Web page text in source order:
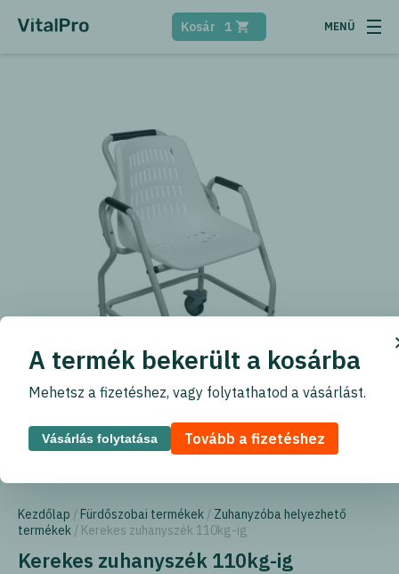
Kosár 1
Kezdőlap /Fürdőszobai termékek / Zuhanyzóba helyezhető
termékek / Kerekes zuhanyszék 110kg-ig
Kerekes zuhanyszék 110kg-ig
A termék bekerült a kosárba
Mehetsz a fizetéshez, vagy folytathatod a vásárlást.
Vásárlás folytatása Tovább a fizetéshez